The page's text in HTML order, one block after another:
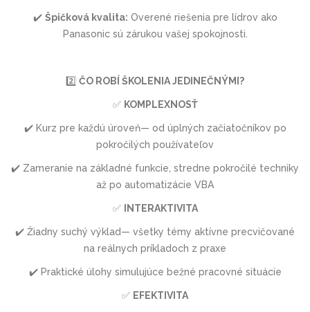
✔️ Špičková kvalita: Overené riešenia pre lídrov ako
Panasonic sú zárukou vašej spokojnosti.
2️⃣ ČO ROBÍ ŠKOLENIA JEDINEČNÝMI?
✅ KOMPLEXNOSŤ
✔️ Kurz pre každú úroveň— od úplných začiatočníkov po
pokročilých používateľov
✔️ Zameranie na základné funkcie, stredne pokročilé techniky
až po automatizácie VBA
✅ INTERAKTIVITA
✔️ Žiadny suchý výklad— všetky témy aktívne precvičované
na reálnych príkladoch z praxe
✔️ Praktické úlohy simulujúce bežné pracovné situácie
✅ EFEKTIVITA